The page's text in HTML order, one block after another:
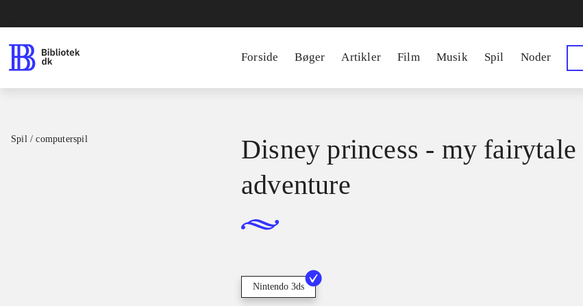
Forside Bøger Artikler Film Musik Spil Noder
Spil / computerspil
Disney princess - my fairytale
adventure
Nintendo 3ds